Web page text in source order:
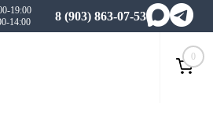
19:00
14:00
8 (903) 863-07-53
0